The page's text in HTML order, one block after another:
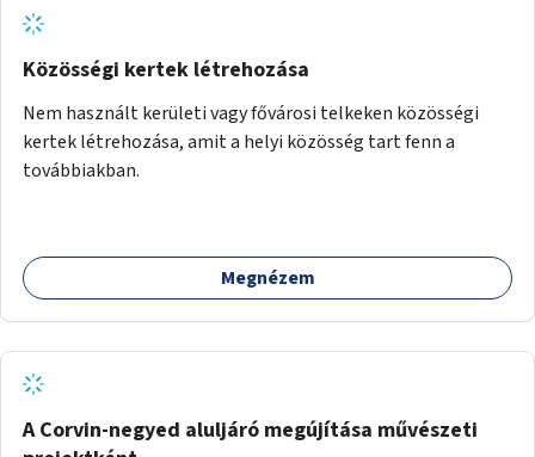
Közösségi kertek létrehozása
Nem használt kerületi vagy fővárosi telkeken közösségi
kertek létrehozása, amit a helyi közösség tart fenn a
továbbiakban.
Megnézem
A Corvin-negyed aluljáró megújítása művészeti